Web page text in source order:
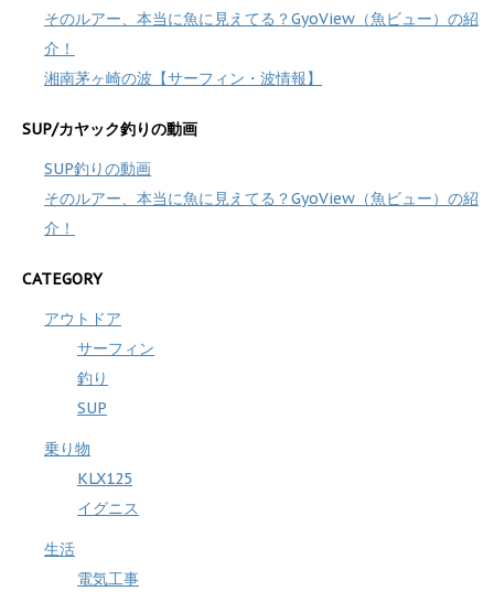
そのルアー、本当に魚に見えてる？GyoView（魚ビュー）の紹
介！
湘南茅ヶ崎の波【サーフィン・波情報】
SUP/カヤック釣りの動画
SUP釣りの動画
そのルアー、本当に魚に見えてる？GyoView（魚ビュー）の紹
介！
CATEGORY
アウトドア
サーフィン
釣り
SUP
乗り物
KLX125
イグニス
生活
電気工事